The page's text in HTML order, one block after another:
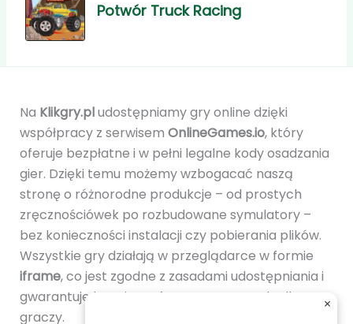
Potwór Truck Racing
Na Klikgry.pludostępniamy gry online dzięki
współpracy z serwisem OnlineGames.io, który
oferuje bezpłatne i w pełni legalne kody osadzania
gier. Dzięki temu możemy wzbogacać naszą
stronę o różnorodne produkcje – od prostych
zręcznościówek po rozbudowane symulatory –
bez konieczności instalacji czy pobierania plików.
Wszystkie gry działają w przeglądarce w formie
iframe, co jest zgodne z zasadami udostępniania i
gwarantuje bezpieczeństwo oraz wygodę dla
graczy.
×